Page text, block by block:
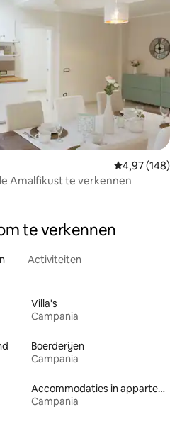
Gemiddelde
4,97 (148)
Amalfikust te verkennen
te verkennen
Activiteiten
Villa's
Campania
Boerderijen
Campania
Accommodaties in appartementen met diensten
Campania